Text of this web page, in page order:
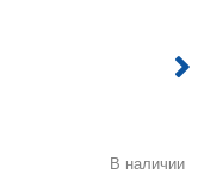
В наличии